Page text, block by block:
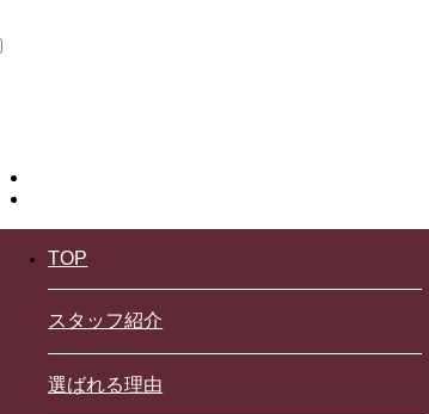
TOP
スタッフ紹介
選ばれる理由